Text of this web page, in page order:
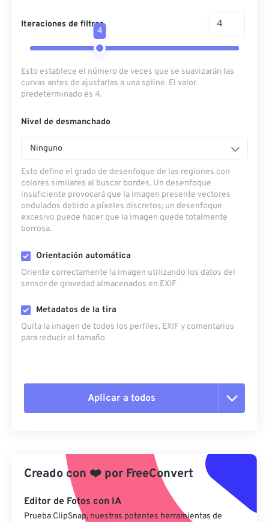
Iteraciones de filtros
4
Esto establece el número de veces que se suavizarán las
curvas antes de ajustarlas a una spline. El valor
predeterminado es 4.
Nivel de desmanchado
Ninguno
Esto define el grado de desenfoque de las regiones con
colores similares al buscar bordes. Un desenfoque
insuficiente provocará que la imagen presente vectores
ondulados debido a píxeles discretos; un desenfoque
excesivo puede hacer que la imagen quede totalmente
borrosa.
Orientación automática
Oriente correctamente la imagen utilizando los datos del
sensor de gravedad almacenados en EXIF
Metadatos de la tira
Quita la imagen de todos los perfiles, EXIF ​​y comentarios
para reducir el tamaño
Aplicar a todos
Aplicar desde el ajuste preestablecido
Guardar como preestablecido
Creado con ❤️ por FreeConvert
Editor de Fotos con IA
Prueba ClipSnap, nuestras potentes herramientas de